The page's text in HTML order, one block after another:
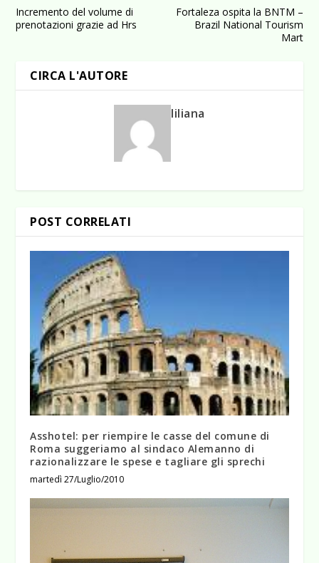
Incremento del volume di
prenotazioni grazie ad Hrs
Fortaleza ospita la BNTM –
Brazil National Tourism
Mart
CIRCA L'AUTORE
liliana
POST CORRELATI
Asshotel: per riempire le casse del comune di
Roma suggeriamo al sindaco Alemanno di
razionalizzare le spese e tagliare gli sprechi
martedì 27/Luglio/2010